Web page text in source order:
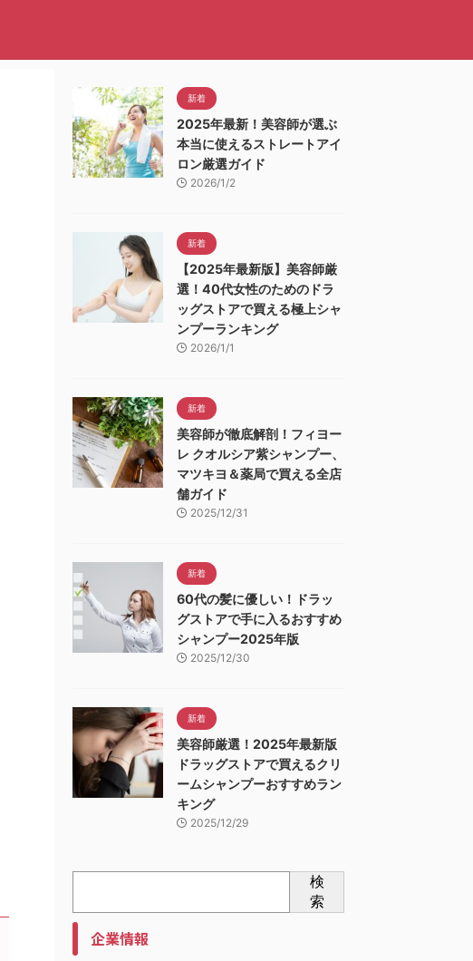
新着
2025年最新！美容師が選ぶ
本当に使えるストレートアイ
ロン厳選ガイド
2026/1/2
新着
【2025年最新版】美容師厳
選！40代女性のためのドラ
ッグストアで買える極上シャ
ンプーランキング
2026/1/1
新着
美容師が徹底解剖！フィヨー
レ クオルシア紫シャンプー、
マツキヨ＆薬局で買える全店
舗ガイド
2025/12/31
新着
60代の髪に優しい！ドラッ
グストアで手に入るおすすめ
シャンプー2025年版
2025/12/30
新着
美容師厳選！2025年最新版
ドラッグストアで買えるクリ
ームシャンプーおすすめラン
キング
2025/12/29
検
索
企業情報